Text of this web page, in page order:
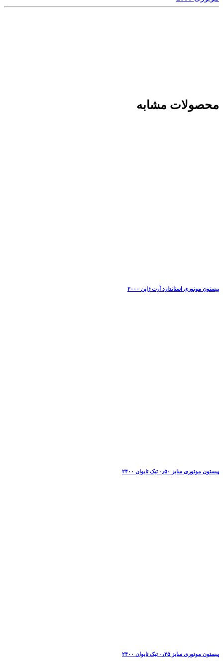
محصولات مشابه
پیستون موتوری استاندارد آرت ژاپن ۲۰۰۰
پیستون موتوری سایز ۰٫۵۰ تیک تایوان ۲۴۰۰
پیستون موتوری سایز ۰٫۲۵ تیک تایوان ۲۴۰۰